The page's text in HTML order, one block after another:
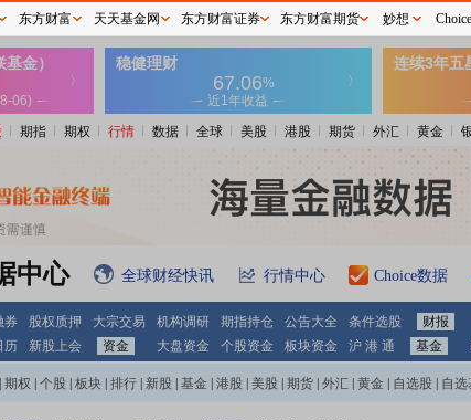
期指 期权 行情 数据 全球 美股 港股 期货 外汇 黄金
中心 全球财经快讯 行情中心 Choice数据
券 股权质押 大宗交易 机构调研 期指持仓 公告大全 条件选股 财报
历 新股上会 资金 大盘资金 个股资金 板块资金 沪 港 通 基金
期权 个股 板块 排行 新股 基金 港股 美股 期货 外汇 黄金 自选股 自选
东方财富 天天基金网 东方财富证券 东方财富期货 妙想